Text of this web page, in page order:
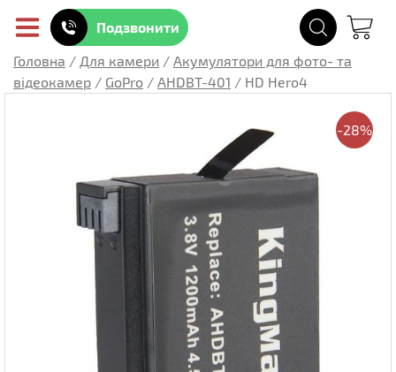
Подзвонити
Головна / Для камери / Акумулятори для фото- та
відеокамер / GoPro / AHDBT-401 / HD Hero4
-28%